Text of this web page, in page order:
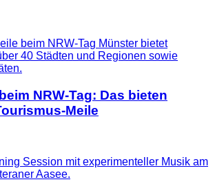
NRW-Tag: Das bieten
Meile